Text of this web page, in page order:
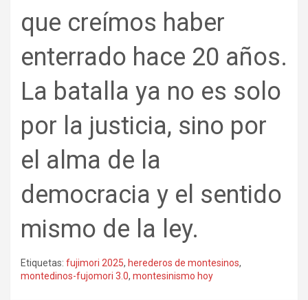
que creímos haber
enterrado hace 20 años.
La batalla ya no es solo
por la justicia, sino por
el alma de la
democracia y el sentido
mismo de la ley.
Etiquetas: fujimori 2025, herederos de montesinos,
montedinos-fujomori 3.0, montesinismo hoy